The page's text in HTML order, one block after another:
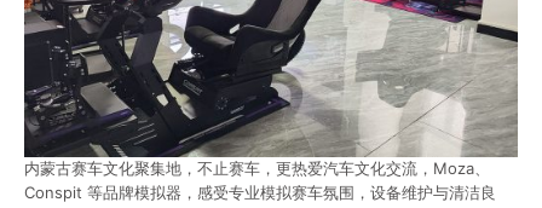
内蒙古赛车文化聚集地，不止赛车，更热爱汽车文化交流，Moza、
Conspit 等品牌模拟器，感受专业模拟赛车氛围，设备维护与清洁良